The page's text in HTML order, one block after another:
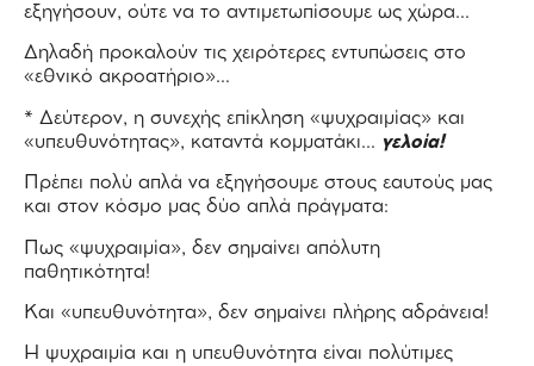
εξηγήσουν, ούτε να το αντιμετωπίσουμε ως χώρα…
Δηλαδή προκαλούν τις χειρότερες εντυπώσεις στο
«εθνικό ακροατήριο»…
* Δεύτερον, η συνεχής επίκληση «ψυχραιμίας» και
«υπευθυνότητας», καταντά κομματάκι… γελοία!
Πρέπει πολύ απλά να εξηγήσουμε στους εαυτούς μας
και στον κόσμο μας δύο απλά πράγματα:
Πως «ψυχραιμία», δεν σημαίνει απόλυτη
παθητικότητα!
Και «υπευθυνότητα», δεν σημαίνει πλήρης αδράνεια!
Η ψυχραιμία και η υπευθυνότητα είναι πολύτιμες